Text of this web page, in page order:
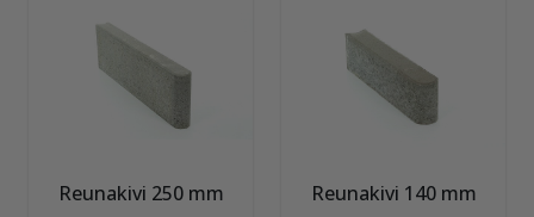
Reunakivi 250 mm
Reunakivi 140 mm